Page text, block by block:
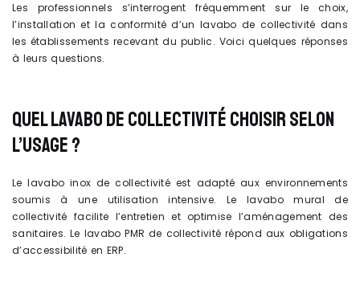
Les professionnels s’interrogent fréquemment sur le choix,
l’installation et la conformité d’un lavabo de collectivité dans
les établissements recevant du public. Voici quelques réponses
à leurs questions.
QUEL LAVABO DE COLLECTIVITÉ CHOISIR SELON
L’USAGE ?
Le lavabo inox de collectivité est adapté aux environnements
soumis à une utilisation intensive. Le lavabo mural de
collectivité facilite l’entretien et optimise l’aménagement des
sanitaires. Le lavabo PMR de collectivité répond aux obligations
d’accessibilité en ERP.